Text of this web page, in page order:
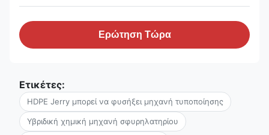
Ερώτηση Τώρα
Ετικέτες:
HDPE Jerry μπορεί να φυσήξει μηχανή τυποποίησης
Υβριδική χημική μηχανή σφυρηλατηρίου